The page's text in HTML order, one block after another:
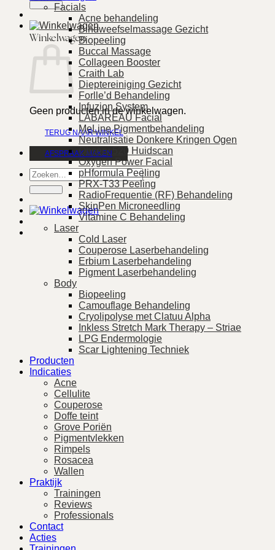
Winkelwagen
Geen producten in de winkelwagen.
TERUG NAAR WINKEL
AFSPRAAK MAKEN
Zoeken
naar:
Facials
Acne behandeling
Bindweefselmassage Gezicht
Biopeeling
Buccal Massage
Collageen Booster
Craith Lab
Dieptereiniging Gezicht
Forlle’d Behandeling
Infuzion System
LABAREAU Facial
MeLine Pigmentbehandeling
Neutralisatie Donkere Kringen Ogen
Observ 520 Huidscan
Oxygen Power Facial
pHformula Peeling
PRX-T33 Peeling
RadioFrequentie (RF) Behandeling
SkinPen Microneedling
Vitamine C Behandeling
Laser
Cold Laser
Couperose Laserbehandeling
Erbium Laserbehandeling
Pigment Laserbehandeling
Body
Biopeeling
Camouflage Behandeling
Cryolipolyse met Clatuu Alpha
Inkless Stretch Mark Therapy – Striae
LPG Endermologie
Scar Lightening Techniek
Producten
Indicaties
Acne
Cellulite
Couperose
Doffe teint
Grove Poriën
Pigmentvlekken
Rimpels
Rosacea
Wallen
Praktijk
Trainingen
Reviews
Professionals
Contact
Acties